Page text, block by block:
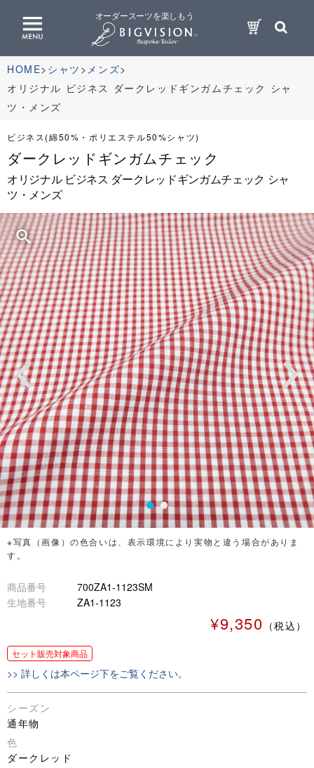
オーダースーツを楽しもう
HOME シャツ
メンズ
オリジナル ビジネス ダークレッドギンガムチェック シャ
ツ・メンズ
ビジネス(綿50%・ポリエステル50%シャツ)
ダークレッドギンガムチェック
オリジナル ビジネス ダークレッドギンガムチェック シャ
ツ・メンズ
zoom_in
※写真（画像）の色合いは、表示環境により実物と違う場合がありま
す。
商品番号
700ZA1-1123SM
生地番号
ZA1-1123
¥9,350 （税込）
セット販売対象商品
>> 詳しくは本ページ下をご覧ください。
シーズン
通年物
色
ダークレッド